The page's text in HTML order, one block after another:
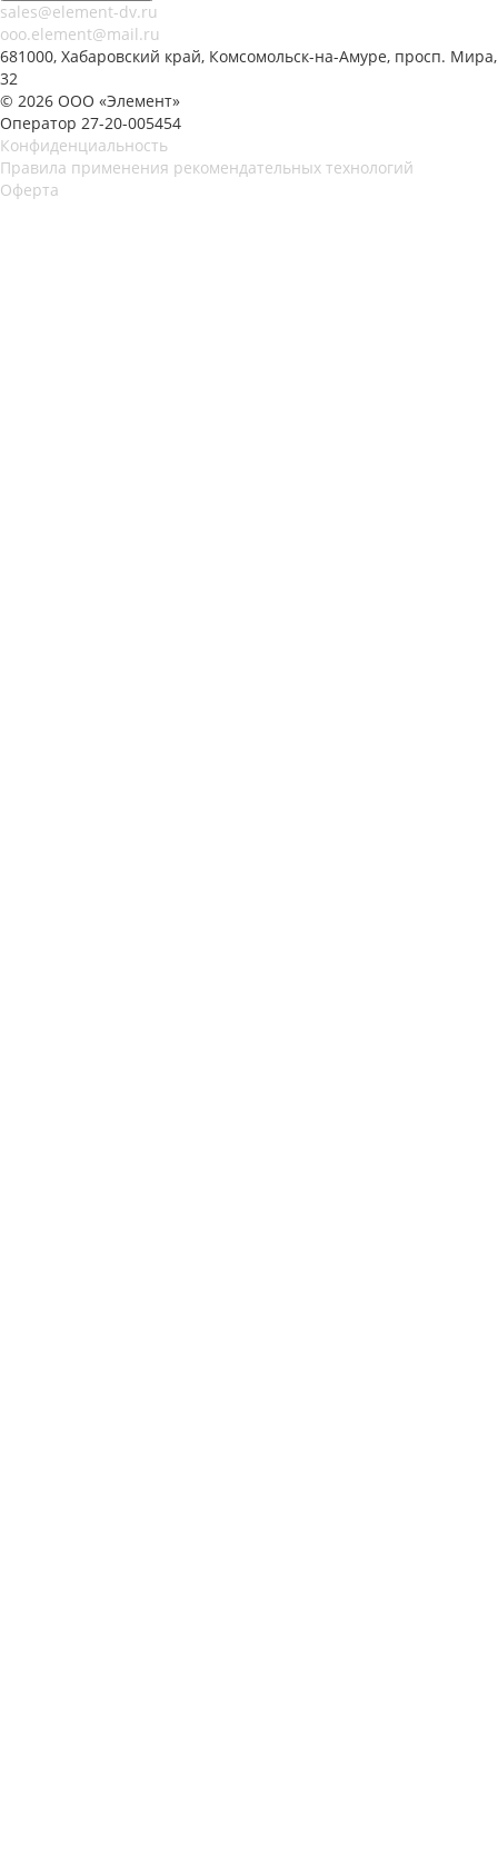
sales@element-dv.ru
ooo.element@mail.ru
681000, Хабаровский край, Комсомольск-на-Амуре, просп. Мира,
32
© 2026 ООО «Элемент»
Оператор 27-20-005454
Конфиденциальность
Правила применения рекомендательных технологий
Оферта